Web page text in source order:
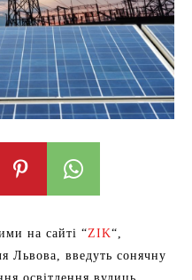
на сайті “ZIK“,
Львова, введуть сонячну